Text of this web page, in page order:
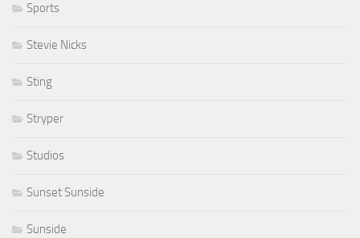
Sports
Stevie Nicks
Sting
Stryper
Studios
Sunset Sunside
Sunside